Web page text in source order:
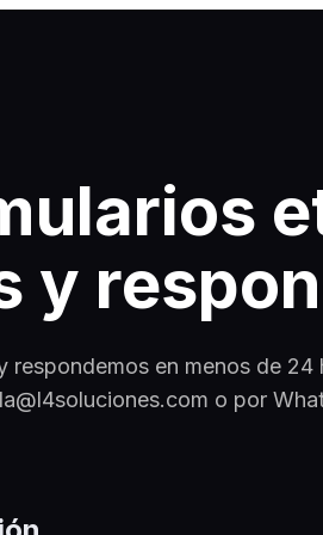
y
respondemos en menos de 24
o por